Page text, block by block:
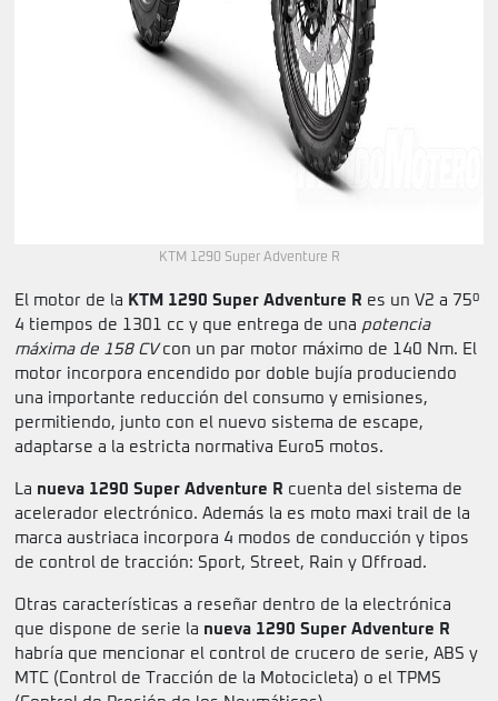
KTM 1290 Super Adventure R
El motor de la KTM 1290 Super Adventure R es un V2 a 75º
4 tiempos de 1301 cc y que entrega de una potencia
máxima de 158 CVcon un par motor máximo de 140 Nm. El
motor incorpora encendido por doble bujía produciendo
una importante reducción del consumo y emisiones,
permitiendo, junto con el nuevo sistema de escape,
adaptarse a la estricta normativa Euro5 motos.
La nueva 1290 Super Adventure R cuenta del sistema de
acelerador electrónico. Además la es moto maxi trail de la
marca austriaca incorpora 4 modos de conducción y tipos
de control de tracción: Sport, Street, Rain y Offroad.
Otras características a reseñar dentro de la electrónica
que dispone de serie la nueva 1290 Super Adventure R
habría que mencionar el control de crucero de serie, ABS y
MTC (Control de Tracción de la Motocicleta) o el TPMS